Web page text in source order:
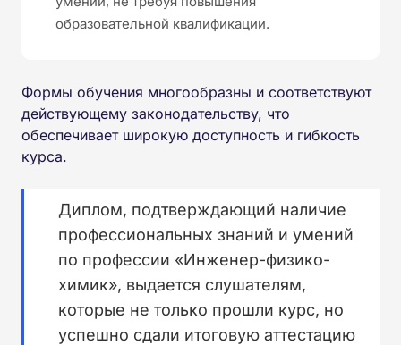
образовательной квалификации.
Формы обучения многообразны и соответствуют
действующему законодательству, что
обеспечивает широкую доступность и гибкость
курса.
Диплом, подтверждающий наличие
профессиональных знаний и умений
по профессии «Инженер-физико-
химик», выдается слушателям,
которые не только прошли курс, но
успешно сдали итоговую аттестацию